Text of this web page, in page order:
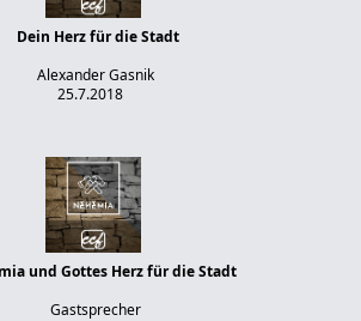
Dein Herz für die Stadt
Alexander Gasnik
25.7.2018
und Gottes Herz für die Stadt
Gastsprecher